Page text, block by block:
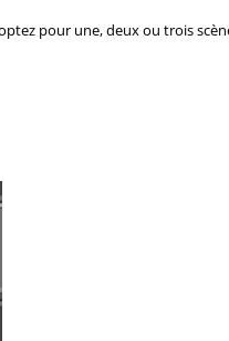
pour une, deux ou trois